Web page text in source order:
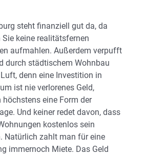
steht finanziell gut da, da
Sie keine realitätsfernen
aufmahlen. Außerdem verpufft
durch städtischem Wohnbau
denn eine Investition in
ist nie verlorenes Geld,
höchstens eine Form der
Und keiner redet davon, dass
kostenlos sein
Natürlich zahlt man für eine
immernoch Miete. Das Geld